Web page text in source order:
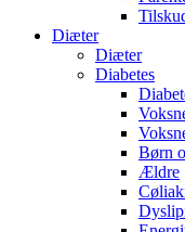
Diæter
Diæter
Diabetes
Børn
Ældre